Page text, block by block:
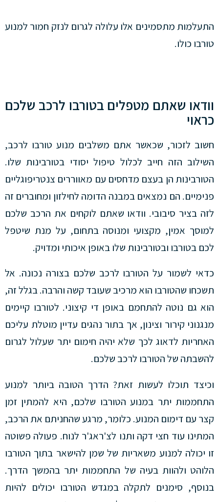
התעלמות מתסמינים אלו עלולה לגרום לנזק חמור למנוע
טורבו כולו.
וודאו שאתם מטפלים בטורבו לרכב שלכם
כראוי
חשוב לזכור, שכאשר אתם משלבים מנוע טורבו לרכב,
השילוב הזה חייב לכלול טיפול יסודי בטורבינות שלו.
הטורבינות הן בעצם מדחסים עם מאווררים צנטריפוגליים
פנימיים. הם נמצאים במבנה הדומה לחילזון ומחוברים זה
לזה בציר סיבובי. וודאו שאתם לוקחים את הרכב שלכם
למוסך אמין, מקצועי ומנוסה בתחום, על מנת שיטפל
לכם בטורבו ובטורבינות שלו באופן איכותי ומדויק.
כדאי לשמור על הטורבו לרכב שלכם בצורה נכונה. אל
תשכחו שהטורבו הוא מרכיב שעובד קשה והרבה. בגלל זה,
הוא גם נוטה להתחמם באופן די קיצוני. לטורבו קיימים
מנגנוני קירור וצינון, אך בתור נהגים עדיין מוטלת עליכם
האחריות לדאוג לכך שלא יהיה חימום יתר שעלול לגרום
להשבתה של הטורבו לרכב שלכם.
וכיצד תוכלו לעשות זאת? הדרך הטובה ביותר למנוע
התחממות יתר במנוע הטורבו שלכם, היא להמתין זמן
קצר עם דימום המנוע. כלומר, מרגע שהחניתם את הרכב,
המתינו עוד חצי דקה ותנו לצ'ראג'ר לנוח. פעולה פשוטה
זו יכולה למנוע משאריות של שמן להישאר בתוך הטורבו
הלוהט ולהוות בעיה של התחממות יתר בהמשך הדרך.
בנוסף, סימנים לתקלה במגדש הטורבו יכולים להיות